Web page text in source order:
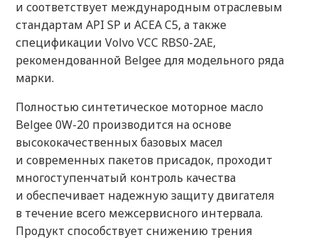
и соответствует международным отраслевым
стандартам API SP и ACEA C5, а также
спецификации Volvo VCC RBS0-2AE,
рекомендованной Belgee для модельного ряда
марки.
Полностью синтетическое моторное масло
Belgee 0W-20 производится на основе
высококачественных базовых масел
и современных пакетов присадок, проходит
многоступенчатый контроль качества
и обеспечивает надежную защиту двигателя
в течение всего межсервисного интервала.
Продукт способствует снижению трения